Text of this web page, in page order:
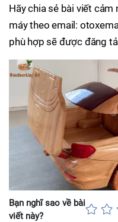
Hãy chia sẻ bài viết cảm
máy theo email:
phù hợp sẽ được đăng
Bạn nghĩ sao về bài
viết này?